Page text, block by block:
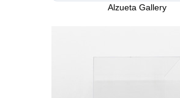
Alzueta Gallery